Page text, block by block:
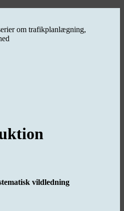
om trafikplanlægning,
vildledning